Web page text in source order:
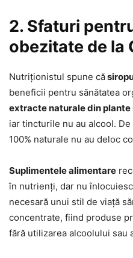
2. Sfaturi
obezitate de la
Nutriționistul spune că
beneficii pentru sănătatea
extracte naturale din
iar tincturile nu au alcool.
100% naturale nu au deloc
Suplimentele alimentare
în nutrienți, dar nu
necesară unui stil de viață
concentrate, fiind produse
fără utilizarea alcoolului sau